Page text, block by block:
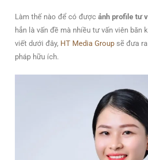
Làm thế nào để có được ảnh profile tư
hẳn là vấn đề mà nhiều tư vấn viên băn
viết dưới đây, HT Media Group sẽ đưa
pháp hữu ích.